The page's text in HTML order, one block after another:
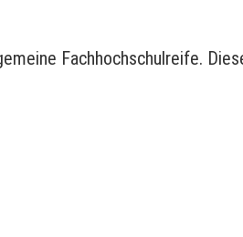
Fachhochschulreife.